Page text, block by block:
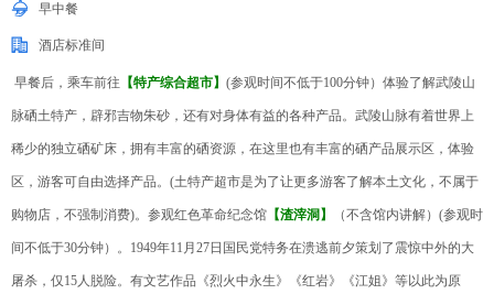
早中餐
酒店标准间
早餐后，乘车前往 【特产综合超市】 (参观时间不低于100分钟）体验了解武陵山
脉硒土特产，辟邪吉物朱砂，还有对身体有益的各种产品。武陵山脉有着世界上
稀少的独立硒矿床，拥有丰富的硒资源，在这里也有丰富的硒产品展示区，体验
区，游客可自由选择产品。(土特产超市是为了让更多游客了解本土文化，不属于
购物店，不强制消费)。参观红色革命纪念馆 【渣滓洞】 （不含馆内讲解）(参观时
间不低于30分钟）。1949年11月27日国民党特务在溃逃前夕策划了震惊中外的大
屠杀，仅15人脱险。有文艺作品《烈火中永生》《红岩》《江姐》等以此为原